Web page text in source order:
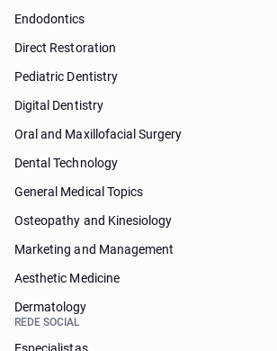
Endodontics
Direct Restoration
Pediatric Dentistry
Digital Dentistry
Oral and Maxillofacial Surgery
Dental Technology
General Medical Topics
Osteopathy and Kinesiology
Marketing and Management
Aesthetic Medicine
Dermatology
REDE SOCIAL